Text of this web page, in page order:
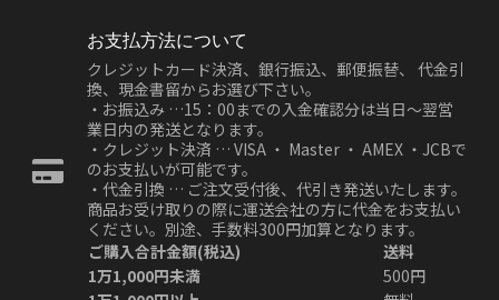
お支払方法について
クレジットカード決済、銀行振込、郵便振替、 代金引
換、現金書留からお選び下さい。
・お振込み …15：00までの入金確認分は当日～翌営
業日内の発送となります。
・クレジット決済 … VISA ・ Master ・ AMEX ・JCBで
のお支払いが可能です。
・代金引換 … ご注文受付後、代引き発送いたします。
商品お受け取りの際に運送会社の方に代金をお支払い
ください。別途、手数料300円加算となります。
ご購入合計金額(税込)
送料
1万1,000円未満
500円